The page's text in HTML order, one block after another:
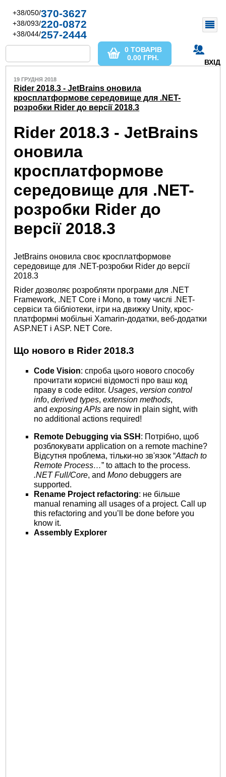
+38/050/370-3627
+38/093/220-0872
+38/044/257-2444
ВХІД
0 ТОВАРІВ
0.00 ГРН.
19 ГРУДНЯ 2018
Rider 2018.3 - JetBrains оновила
кросплатформове середовище для .NET-
розробки Rider до версії 2018.3
Rider 2018.3 - JetBrains
оновила
кросплатформове
середовище для .NET-
розробки Rider до
версії 2018.3
JetBrains оновила своє кросплатформове
середовище для .NET-розробки Rider до версії
2018.3
Rider дозволяє розробляти програми для .NET
Framework, .NET Core і Mono, в тому числі .NET-
сервіси та бібліотеки, ігри на движку Unity, крос-
платформні мобільні Xamarin-додатки, веб-додатки
ASP.NET і ASP. NET Core.
Що нового в Rider 2018.3
Code Vision: спроба цього нового способу
прочитати корисні відомості про ваш код
праву в code editor. Usages, version control
info,derived types,extension methods,
andexposing APIs are now in plain sight, with
no additional actions required!
Remote Debugging via SSH : Потрібно, щоб
розблокувати application on a remote machine?
Відсутня проблема, тільки-но зв'язок “Attach to
Remote Process…” to attach to the process.
.NET Full/Core, andMono debuggers are
supported.
Rename Project refactoring: не більше
manual renaming all usages of a project. Call up
this refactoring and you’ll be done before you
know it.
Assembly Explorer